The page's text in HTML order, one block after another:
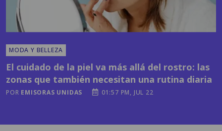
MODA Y BELLEZA
zonas que también necesitan una rutina diaria
POR EMISORAS UNIDAS 01:57 PM, JUL 22